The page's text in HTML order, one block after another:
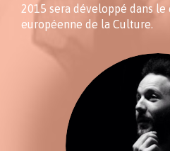
2015 sera développé dans
européenne de la Culture.